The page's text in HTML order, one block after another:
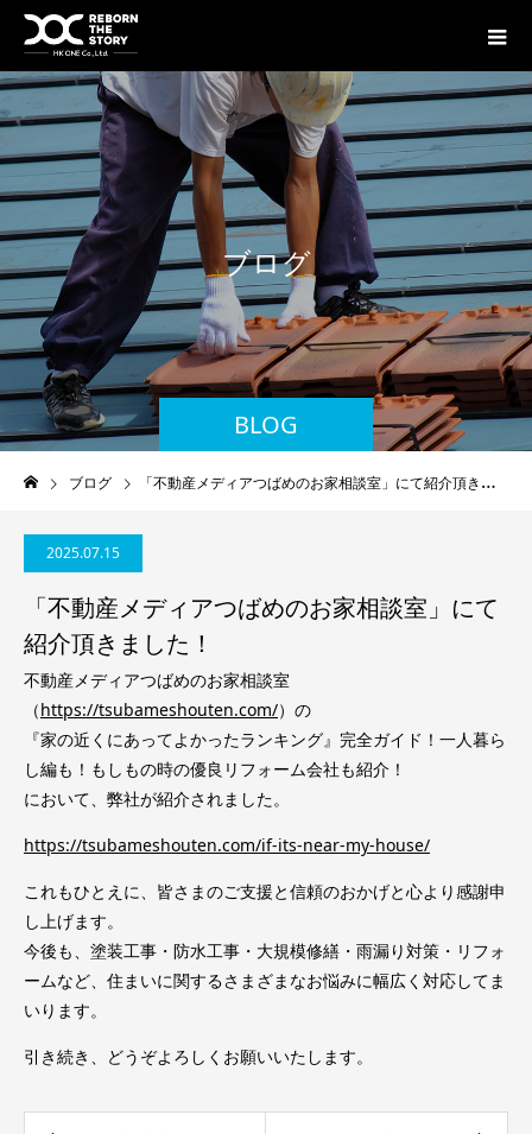
BLOG
ブログ
ブログ 「不動産メディアつばめのお家相談室」にて紹介頂きました！
2025.07.15
「不動産メディアつばめのお家相談室」にて
紹介頂きました！
不動産メディアつばめのお家相談室
（https://tsubameshouten.com/）の
『家の近くにあってよかったランキング』完全ガイド！一人暮ら
し編も！もしもの時の優良リフォーム会社も紹介！
において、弊社が紹介されました。
https://tsubameshouten.com/if-its-near-my-house/
これもひとえに、皆さまのご支援と信頼のおかげと心より感謝申
し上げます。
今後も、塗装工事・防水工事・大規模修繕・雨漏り対策・リフォ
ームなど、住まいに関するさまざまなお悩みに幅広く対応してま
いります。
引き続き、どうぞよろしくお願いいたします。